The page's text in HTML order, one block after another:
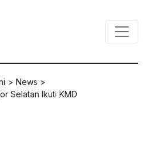
> News >
Selatan Ikuti KMD